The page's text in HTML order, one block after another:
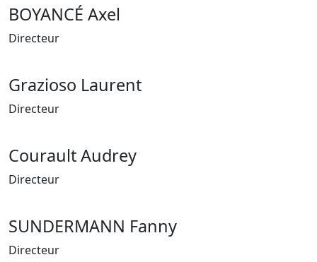
BOYANCÉ Axel
Directeur
Grazioso Laurent
Directeur
Courault Audrey
Directeur
SUNDERMANN Fanny
Directeur